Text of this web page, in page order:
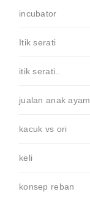
incubator
Itik serati
itik serati..
jualan anak ayam
kacuk vs ori
keli
konsep reban